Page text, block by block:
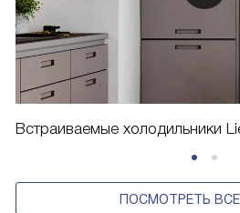
Встраиваемые холодильники
ПОСМОТРЕТЬ